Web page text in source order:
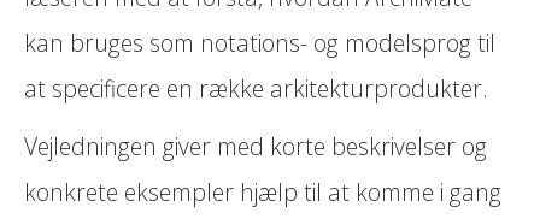
kan bruges som notations- og modelsprog til
at specificere en række arkitekturprodukter.
Vejledningen giver med korte beskrivelser og
konkrete eksempler hjælp til at komme i gang